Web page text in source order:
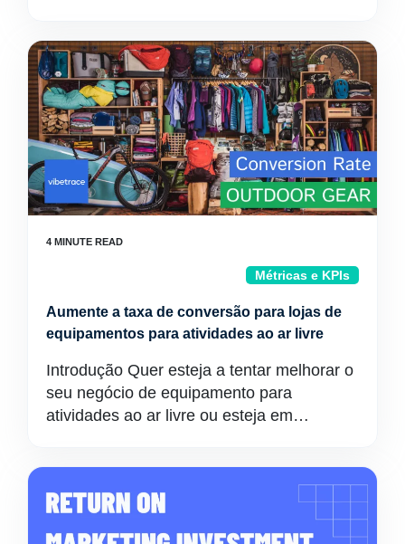
Métricas e KPIs
Aumente a taxa de conversão para lojas de
equipamentos para atividades ao ar livre
Introdução Quer esteja a tentar melhorar o
seu negócio de equipamento para
atividades ao ar livre ou esteja em…